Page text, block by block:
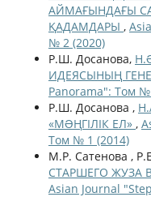
АЙМАҒЫНДАҒЫ
ҚАДАМДАРЫ ,
№ 2 (2020)
Р.Ш. Досанова,
ИДЕЯСЫНЫҢ
Panorama": Том №
Р.Ш. Досанова ,
«МƏҢГІЛІК ЕЛ» ,
Том № 1 (2014)
М.Р. Сатенова ,
СТАРШЕГО ЖУЗА
Asian Journal